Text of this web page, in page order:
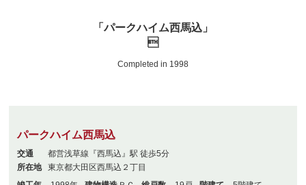
「パークハイム西馬込」

Completed in 1998
パークハイム西馬込
交通
都営浅草線『西馬込』駅 徒歩5分
所在地
東京都大田区西馬込２丁目